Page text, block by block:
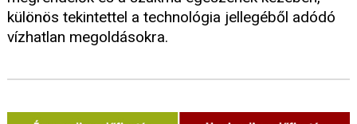
különös tekintettel a technológia jellegéből adódó
vízhatlan megoldásokra.